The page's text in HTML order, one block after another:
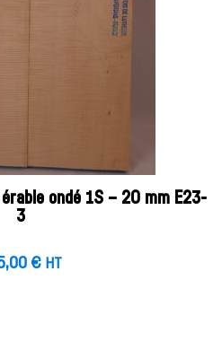
ondé 1S – 20 mm E23-
3
€ HT